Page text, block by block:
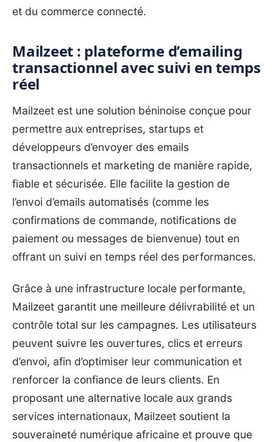
et du commerce connecté.
Mailzeet : plateforme d’emailing
transactionnel avec suivi en temps
réel
Mailzeet est une solution béninoise conçue pour
permettre aux entreprises, startups et
développeurs d’envoyer des emails
transactionnels et marketing de manière rapide,
fiable et sécurisée. Elle facilite la gestion de
l’envoi d’emails automatisés (comme les
confirmations de commande, notifications de
paiement ou messages de bienvenue) tout en
offrant un suivi en temps réel des performances.
Grâce à une infrastructure locale performante,
Mailzeet garantit une meilleure délivrabilité et un
contrôle total sur les campagnes. Les utilisateurs
peuvent suivre les ouvertures, clics et erreurs
d’envoi, afin d’optimiser leur communication et
renforcer la confiance de leurs clients. En
proposant une alternative locale aux grands
services internationaux, Mailzeet soutient la
souveraineté numérique africaine et prouve que